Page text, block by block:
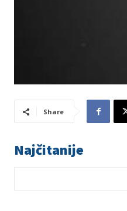
Share
Najčitanije